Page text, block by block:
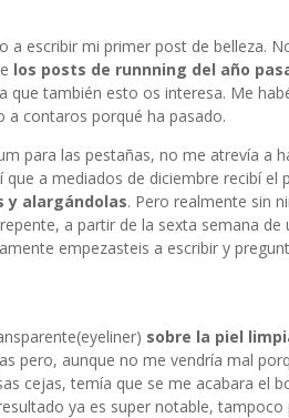
escribir mi primer post de belleza.
los posts de runnning del año
que también esto os interesa. Me
a contaros porqué ha pasado.
para las pestañas, no me atrevía a
que a mediados de diciembre recibí el
y alargándolas. Pero realmente sin
a partir de la sexta semana de
empezasteis a escribir y
sobre la piel
pero, aunque no me vendría mal
cejas, temía que se me acabara el
ya es super notable,